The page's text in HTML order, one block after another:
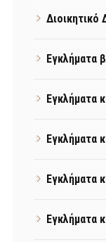
Διοικητικό
Εγκλήματα
Εγκλήματα
Εγκλήματα
Εγκλήματα
Εγκλήματα